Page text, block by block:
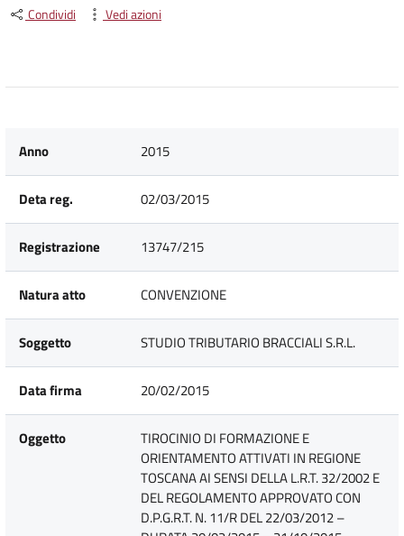
Condividi Vedi azioni
Anno 2015
Deta reg. 02/03/2015
Registrazione 13747/215
Natura atto CONVENZIONE
Soggetto STUDIO TRIBUTARIO BRACCIALI S.R.L.
Data firma 20/02/2015
Oggetto
TIROCINIO DI FORMAZIONE E
ORIENTAMENTO ATTIVATI IN REGIONE
TOSCANA AI SENSI DELLA L.R.T. 32/2002 E
DEL REGOLAMENTO APPROVATO CON
D.P.G.R.T. N. 11/R DEL 22/03/2012 –